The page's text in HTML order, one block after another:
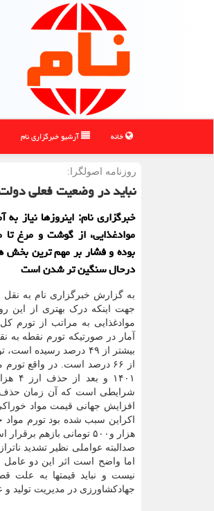
خانه آرشیو خبرگزاری نام
روزنامه اصولگرا:
نباید در وضعیت فعلی
خبرگزاری نام: اینروزها نیاز
موادغذایی، از گوشت و مرغ
بوده و فشار بر مهم ترین بخش
درحال سنگین تر شدن است
به گزارش خبرگزاری نام به نقل
جهت اینکه درک بهتری از این
موادغذایی به مراتب از تورم
آمار در صورتیکه تورم نقطه به
بیشتر از ۴۹ درصد
از ۶۶ درصد است. در واقع
افزایش جهانی قیمت مواد
هزار و۵۰۰ تومانی بازهم برقرار است، شاهد این تورم سنگین در مواد غذایی هستیم.
صدالبته عواملی نظیر تشدید
نیست و نباید قیمتها به
جهادکشاورزی در مدیریت تولید